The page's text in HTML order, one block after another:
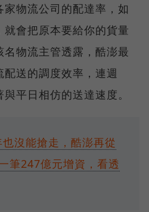
家物流公司的配達率，如
會把原本要給你的貨量
物流主管透露，酷澎最
送的調度效率，連週
平日相仿的送達速度。
沒能搶走，酷澎再從
筆247億元增資，看透